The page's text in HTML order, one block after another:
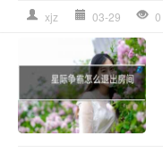
xjz 03-29 0